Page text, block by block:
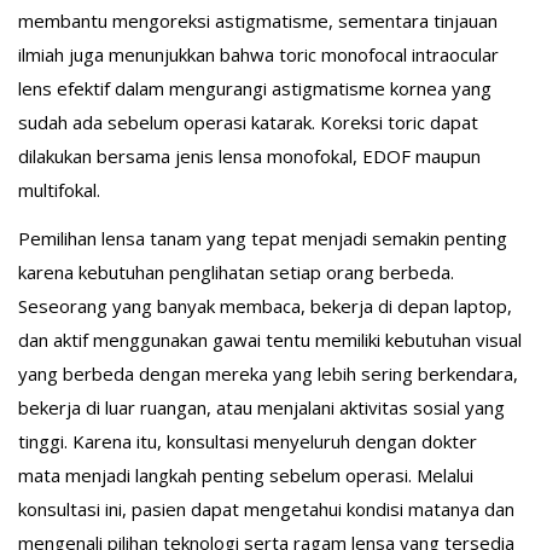
membantu mengoreksi astigmatisme, sementara tinjauan
ilmiah juga menunjukkan bahwa toric monofocal intraocular
lens efektif dalam mengurangi astigmatisme kornea yang
sudah ada sebelum operasi katarak. Koreksi toric dapat
dilakukan bersama jenis lensa monofokal, EDOF maupun
multifokal.
Pemilihan lensa tanam yang tepat menjadi semakin penting
karena kebutuhan penglihatan setiap orang berbeda.
Seseorang yang banyak membaca, bekerja di depan laptop,
dan aktif menggunakan gawai tentu memiliki kebutuhan visual
yang berbeda dengan mereka yang lebih sering berkendara,
bekerja di luar ruangan, atau menjalani aktivitas sosial yang
tinggi. Karena itu, konsultasi menyeluruh dengan dokter
mata menjadi langkah penting sebelum operasi. Melalui
konsultasi ini, pasien dapat mengetahui kondisi matanya dan
mengenali pilihan teknologi serta ragam lensa yang tersedia